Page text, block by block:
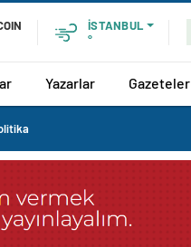
İSTANBUL
°
Yazarlar Gazeteler